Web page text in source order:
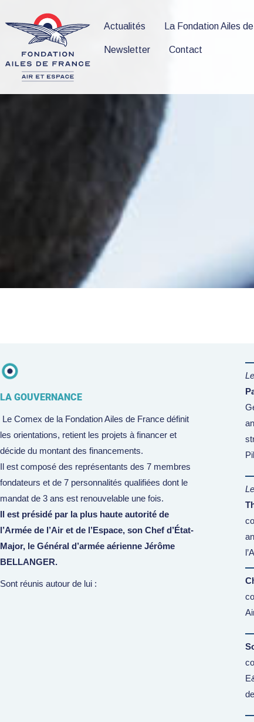
Actualités La Fondation Ailes
Newsletter Contact
LA GOUVERNANCE
Le Comex de la Fondation Ailes de France définit
les orientations, retient les projets à financer et
décide du montant des financements.
Il est composé des représentants des 7 membres
fondateurs et de 7 personnalités qualifiées dont le
mandat de 3 ans est renouvelable une fois.
Il est présidé par la plus haute autorité de
l’Armée de l’Air et de l’Espace, son Chef d’État-
Major, le Général d’armée aérienne Jérôme
BELLANGER.
Sont réunis autour de lui :